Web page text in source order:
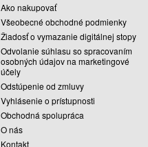
Ako nakupovať
Všeobecné obchodné podmienky
Žiadosť o vymazanie digitálnej stopy
Odvolanie súhlasu so spracovaním
osobných údajov na marketingové
účely
Odstúpenie od zmluvy
Vyhlásenie o prístupnosti
Obchodná spolupráca
O nás
Kontakt